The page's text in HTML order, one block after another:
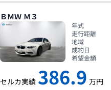
ＢＭＷ Ｍ３
年式
走行距離
地域
成約日
希望金額
セルカ実績 386.9 万円